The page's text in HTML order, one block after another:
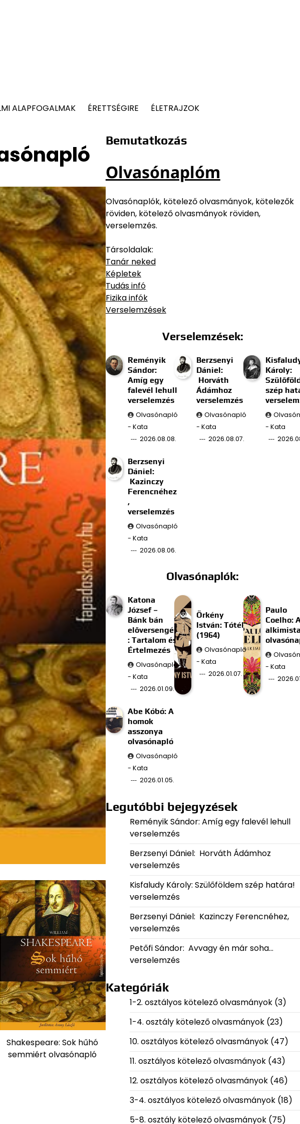
ALAPFOGALMAK ÉRETTSÉGIRE ÉLETRAJZOK
Shakespeare: Sok hűhó
semmiért olvasónapló
Bemutatkozás
Olvasónaplóm
Olvasónaplók, kötelező olvasmányok, kötelezők
röviden, kötelező olvasmányok röviden,
verselemzés.
Társoldalak:
Tanár neked
Képletek
Tudás infó
Fizika infók
Verselemzések
Verselemzések:
Reményik
Sándor:
Amíg egy
falevél lehull
verselemzés
Olvasónapló
- Kata
2026.08.08.
Berzsenyi
Dániel:
Horváth
Ádámhoz
verselemzés
Olvasónapló
- Kata
2026.08.07.
Károly:
szép
- Kata
Berzsenyi
Dániel:
Kazinczy
Ferencnéhez
,
verselemzés
Olvasónapló
- Kata
2026.08.06.
Olvasónaplók:
Katona
József –
Bánk bán
előversengés
: Tartalom és
Értelmezés
Olvasónapló
- Kata
2026.01.09.
Örkény
István: Tóték
(1964)
Olvasónapló
- Kata
2026.01.07.
Paulo
Coelho:
- Kata
Abe Kóbó: A
homok
asszonya
olvasónapló
Olvasónapló
- Kata
2026.01.05.
Legutóbbi bejegyzések
Reményik Sándor: Amíg egy falevél lehull
verselemzés
Berzsenyi Dániel: Horváth Ádámhoz
verselemzés
Kisfaludy Károly: Szülőföldem szép határa!
verselemzés
Berzsenyi Dániel: Kazinczy Ferencnéhez,
verselemzés
Petőfi Sándor: Avvagy én már soha…
verselemzés
Kategóriák
1-2. osztályos kötelező olvasmányok(3)
1-4. osztály kötelező olvasmányok(23)
10. osztályos kötelező olvasmányok(47)
11. osztályos kötelező olvasmányok(43)
12. osztályos kötelező olvasmányok(46)
3-4. osztályos kötelező olvasmányok(18)
5-8. osztály kötelező olvasmányok(75)